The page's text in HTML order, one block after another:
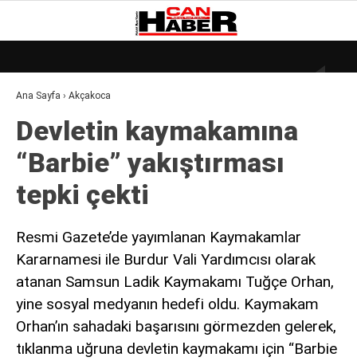
28.2°
GALERİ
DÜNYA
EKONOMI
GÜNDEM
MAGAZIN
SAĞLIK
POLITIKA
ASAYIŞ
Ana Sayfa › Akçakoca
Devletin kaymakamına
“Barbie” yakıştırması
tepki çekti
Resmi Gazete’de yayımlanan Kaymakamlar
Kararnamesi ile Burdur Vali Yardımcısı olarak
atanan Samsun Ladik Kaymakamı Tuğçe Orhan,
yine sosyal medyanın hedefi oldu. Kaymakam
Orhan’ın sahadaki başarısını görmezden gelerek,
tıklanma uğruna devletin kaymakamı için “Barbie